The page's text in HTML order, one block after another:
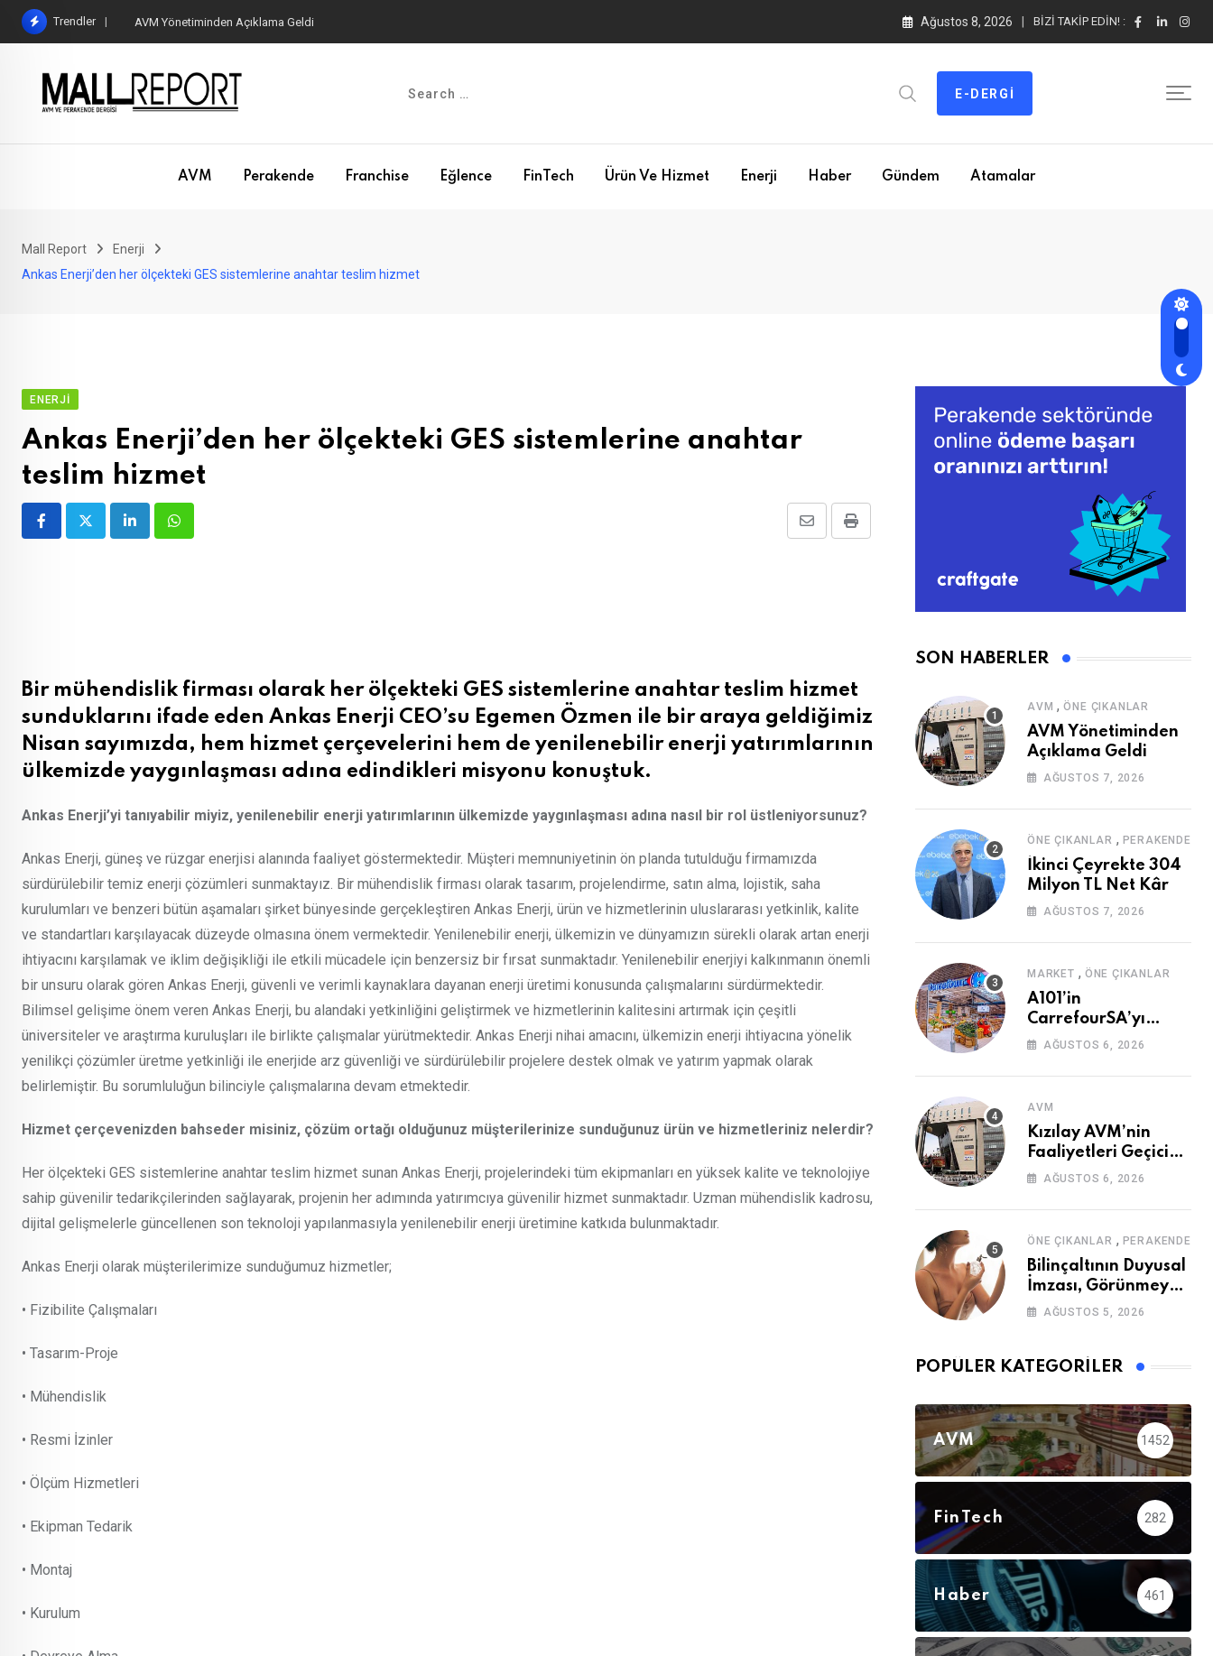
Skip
Trendler AVM Yönetiminden Açıklama Geldi Ağustos 8, 2026 BIZI TAKIP EDIN! :
E-DERGI
AVM Perakende Franchise Eğlence FinTech Ürün Ve Hizmet Enerji Haber Gündem Atamalar
Mall Report
Enerji
Ankas Enerji’den her ölçekteki GES sistemlerine anahtar teslim hizmet
ENERJI
Ankas Enerji’den her ölçekteki GES sistemlerine anahtar
teslim hizmet
LinkedInWhatsapp Print
Share
Bir mühendislik firması olarak her ölçekteki GES sistemlerine anahtar teslim hizmet
sunduklarını ifade eden Ankas Enerji CEO’su Egemen Özmen ile bir araya geldiğimiz
Nisan sayımızda, hem hizmet çerçevelerini hem de yenilenebilir enerji yatırımlarının
ülkemizde yaygınlaşması adına edindikleri misyonu konuştuk.
Ankas Enerji’yi tanıyabilir miyiz, yenilenebilir enerji yatırımlarının ülkemizde yaygınlaşması adına nasıl bir rol üstleniyorsunuz?
Ankas Enerji, güneş ve rüzgar enerjisi alanında faaliyet göstermektedir. Müşteri memnuniyetinin ön planda tutulduğu firmamızda
sürdürülebilir temiz enerji çözümleri sunmaktayız. Bir mühendislik firması olarak tasarım, projelendirme, satın alma, lojistik, saha
kurulumları ve benzeri bütün aşamaları şirket bünyesinde gerçekleştiren Ankas Enerji, ürün ve hizmetlerinin uluslararası yetkinlik, kalite
ve standartları karşılayacak düzeyde olmasına önem vermektedir. Yenilenebilir enerji, ülkemizin ve dünyamızın sürekli olarak artan enerji
ihtiyacını karşılamak ve iklim değişikliği ile etkili mücadele için benzersiz bir fırsat sunmaktadır. Yenilenebilir enerjiyi kalkınmanın önemli
bir unsuru olarak gören Ankas Enerji, güvenli ve verimli kaynaklara dayanan enerji üretimi konusunda çalışmalarını sürdürmektedir.
Bilimsel gelişime önem veren Ankas Enerji, bu alandaki yetkinliğini geliştirmek ve hizmetlerinin kalitesini artırmak için çeşitli
üniversiteler ve araştırma kuruluşları ile birlikte çalışmalar yürütmektedir. Ankas Enerji nihai amacını, ülkemizin enerji ihtiyacına yönelik
yenilikçi çözümler üretme yetkinliği ile enerjide arz güvenliği ve sürdürülebilir projelere destek olmak ve yatırım yapmak olarak
belirlemiştir. Bu sorumluluğun bilinciyle çalışmalarına devam etmektedir.
Hizmet çerçevenizden bahseder misiniz, çözüm ortağı olduğunuz müşterilerinize sunduğunuz ürün ve hizmetleriniz nelerdir?
Her ölçekteki GES sistemlerine anahtar teslim hizmet sunan Ankas Enerji, projelerindeki tüm ekipmanları en yüksek kalite ve teknolojiye
sahip güvenilir tedarikçilerinden sağlayarak, projenin her adımında yatırımcıya güvenilir hizmet sunmaktadır. Uzman mühendislik kadrosu,
dijital gelişmelerle güncellenen son teknoloji yapılanmasıyla yenilenebilir enerji üretimine katkıda bulunmaktadır.
Ankas Enerji olarak müşterilerimize sunduğumuz hizmetler;
• Fizibilite Çalışmaları
• Tasarım-Proje
• Mühendislik
• Resmi İzinler
• Ölçüm Hizmetleri
• Ekipman Tedarik
• Montaj
• Kurulum
SON HABERLER
AVM ,ÖNE ÇIKANLAR
AVM Yönetiminden
Açıklama Geldi
AĞUSTOS 7, 2026
ÖNE ÇIKANLAR , PERAKENDE
İkinci Çeyrekte 304
Milyon TL Net Kâr
AĞUSTOS 7, 2026
MARKET , ÖNE ÇIKANLAR
A101’in
CarrefourSA’yı
Devralmasına Şartlı
AĞUSTOS 6, 2026
AVM
Kızılay AVM’nin
Faaliyetleri Geçici
Olarak Durduruldu
AĞUSTOS 6, 2026
ÖNE ÇIKANLAR , PERAKENDE
Bilinçaltının Duyusal
İmzası, Görünmeyen
GüçAĞUSTOS 5, 2026
POPÜLER KATEGORILER
AVM 1452
FinTech 282
Haber 461